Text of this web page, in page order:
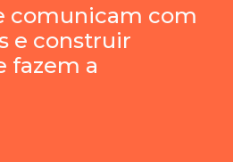
comunicam com
e construir
fazem a